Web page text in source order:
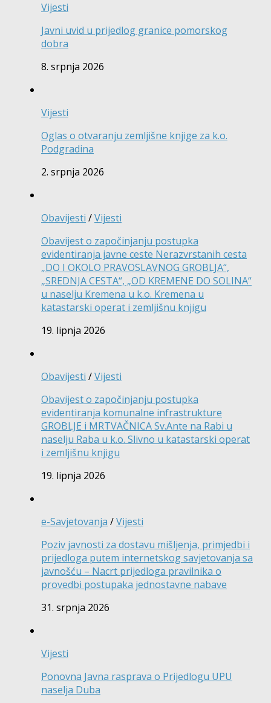
Vijesti
Javni uvid u prijedlog granice pomorskog
dobra
8. srpnja 2026
Vijesti
Oglas o otvaranju zemljišne knjige za k.o.
Podgradina
2. srpnja 2026
Obavijesti /Vijesti
Obavijest o započinjanju postupka
evidentiranja javne ceste Nerazvrstanih cesta
„DO I OKOLO PRAVOSLAVNOG GROBLJA“,
„SREDNJA CESTA“, „OD KREMENE DO SOLINA“
u naselju Kremena u k.o. Kremena u
katastarski operat i zemljišnu knjigu
19. lipnja 2026
Obavijesti /Vijesti
Obavijest o započinjanju postupka
evidentiranja komunalne infrastrukture
GROBLJE i MRTVAČNICA Sv.Ante na Rabi u
naselju Raba u k.o. Slivno u katastarski operat
i zemljišnu knjigu
19. lipnja 2026
e-Savjetovanja /Vijesti
Poziv javnosti za dostavu mišljenja, primjedbi i
prijedloga putem internetskog savjetovanja sa
javnošću – Nacrt prijedloga pravilnika o
provedbi postupaka jednostavne nabave
31. srpnja 2026
Vijesti
Ponovna Javna rasprava o Prijedlogu UPU
naselja Duba